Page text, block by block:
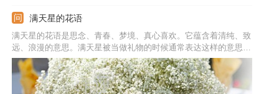
满天星的花语
满天星的花语是思念、青春、梦境、真心喜欢。它蕴含着清纯、致
远、浪漫的意思。满天星被当做礼物的时候通常表达这样的意思：
我在思念你，你是清纯的，我是真心喜欢你的，拥有你我很喜悦。